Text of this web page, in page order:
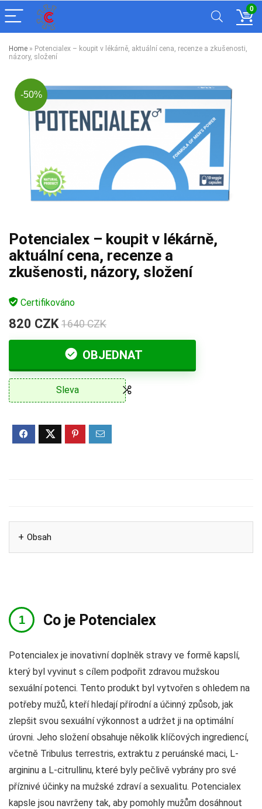
0
Home » Potencialex – koupit v lékárně, aktuální cena, recenze a zkušenosti,
názory, složení
-50%
Potencialex – koupit v lékárně,
aktuální cena, recenze a
zkušenosti, názory, složení
Certifikováno
820 CZK 1640 CZK
OBJEDNAT
Sleva
Obsah
Co je Potencialex
Potencialex je inovativní doplněk stravy ve formě kapslí,
který byl vyvinut s cílem podpořit zdravou mužskou
sexuální potenci. Tento produkt byl vytvořen s ohledem na
potřeby mužů, kteří hledají přírodní a účinný způsob, jak
zlepšit svou sexuální výkonnost a udržet ji na optimální
úrovni. Jeho složení obsahuje několik klíčových ingrediencí,
včetně Tribulus terrestris, extraktu z peruánské maci, L-
argininu a L-citrullinu, které byly pečlivě vybrány pro své
příznivé účinky na mužské zdraví a sexualitu. Potencialex
kapsle jsou navrženy tak, aby pomohly mužům dosáhnout